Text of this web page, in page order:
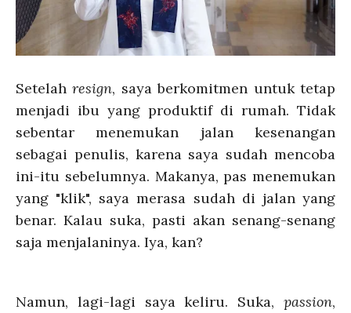
Setelahresign, saya berkomitmen untuk tetap
menjadi ibu yang produktif di rumah. Tidak
sebentar menemukan jalan kesenangan
sebagai penulis, karena saya sudah mencoba
ini-itu sebelumnya. Makanya, pas menemukan
yang "klik", saya merasa sudah di jalan yang
benar. Kalau suka, pasti akan senang-senang
saja menjalaninya. Iya, kan?
Namun, lagi-lagi saya keliru. Suka, passion,